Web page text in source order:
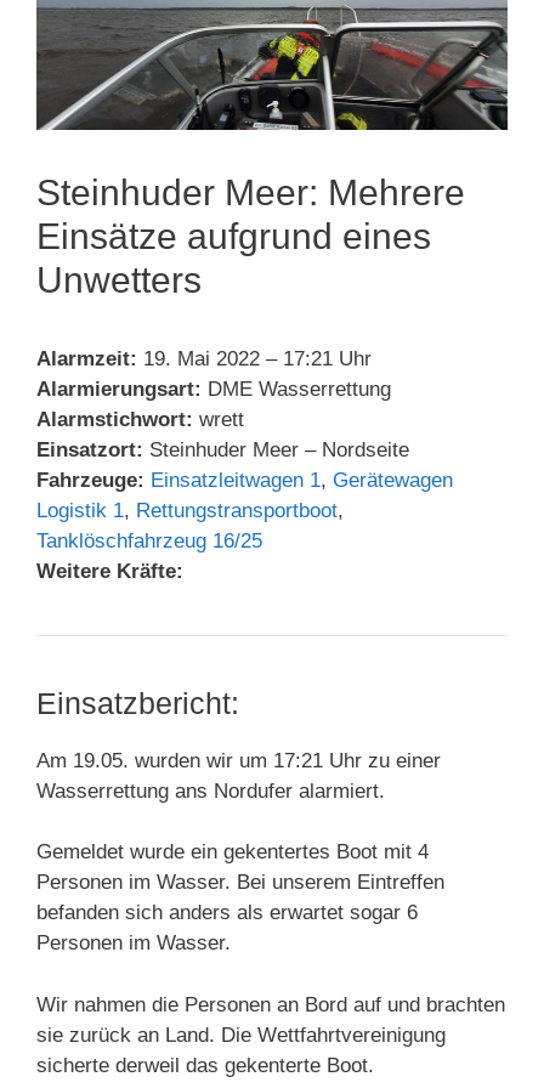
Steinhuder Meer: Mehrere
Einsätze aufgrund eines
Unwetters
Alarmzeit: 19. Mai 2022 – 17:21 Uhr
Alarmierungsart: DME Wasserrettung
Alarmstichwort: wrett
Einsatzort: Steinhuder Meer – Nordseite
Fahrzeuge: Einsatzleitwagen 1, Gerätewagen
Logistik 1, Rettungstransportboot,
Tanklöschfahrzeug 16/25
Weitere Kräfte:
Einsatzbericht:
Am 19.05. wurden wir um 17:21 Uhr zu einer
Wasserrettung ans Nordufer alarmiert.
Gemeldet wurde ein gekentertes Boot mit 4
Personen im Wasser. Bei unserem Eintreffen
befanden sich anders als erwartet sogar 6
Personen im Wasser.
Wir nahmen die Personen an Bord auf und brachten
sie zurück an Land. Die Wettfahrtvereinigung
sicherte derweil das gekenterte Boot.